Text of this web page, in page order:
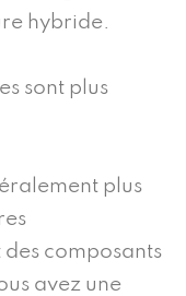
hybride.
sont plus
plus
composants
avez une